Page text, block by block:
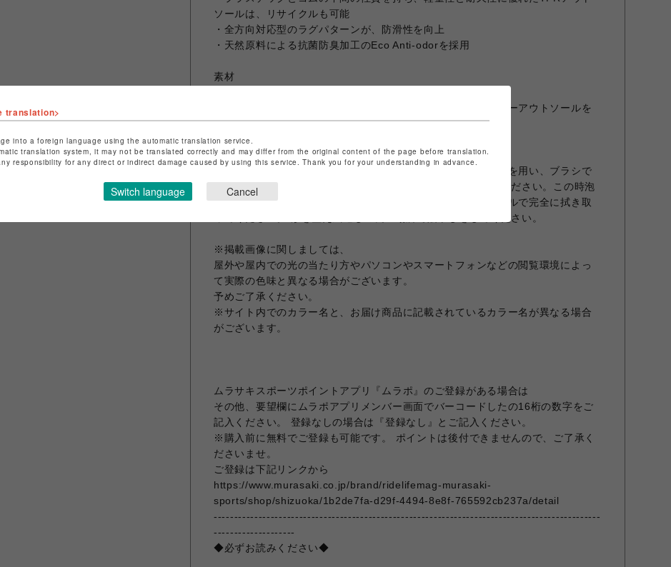
ソールは、リサイクルも可能
・全方向対応型のラグパターンが、防滑性を向上
・天然原料による抗菌防臭加工のEco Anti-odorを採用
素材
・地面に汚れやラバー跡を残さないノンマーキング加工のラバーアウトソールを
採用
お手入れ方法
・アッパー表面の汚れを拭いて落とし、靴用に作られた洗浄剤を用い、ブラシで
洗浄してください。 絞ったタオルで泡をしっかり拭き取ってください。この時泡
が残っているとシミ、変色の可能性がありますので乾いたタオルで完全に拭き取
ってください。 形を整え風通しの良い場所で陰干しをしてください。
※掲載画像に関しましては、
屋外や屋内での光の当たり方やパソコンやスマートフォンなどの閲覧環境によっ
て実際の色味と異なる場合がございます。
予めご了承ください。
※サイト内でのカラー名と、お届け商品に記載されているカラー名が異なる場合
がございます。
ムラサキスポーツポイントアプリ『ムラポ』のご登録がある場合は
その他、要望欄にムラポアプリメンバー画面でバーコードしたの16桁の数字をご
記入ください。 登録なしの場合は『登録なし』とご記入ください。
※購入前に無料でご登録も可能です。 ポイントは後付できませんので、ご了承く
ださいませ。
ご登録は下記リンクから
https://www.murasaki.co.jp/brand/ridelifemag-murasaki-
sports/shop/shizuoka/1b2de7fa-d29f-4494-8e8f-765592cb237a/detail
-----------------------------------------------------------------------------------------------
--------------------
◆必ずお読みください◆
translation>
into a foreign language using the automatic translation service.
translation system, it may not be translated correctly and may differ from the original content of the page before translation.
responsibility for any direct or indirect damage caused by using this service. Thank you for your understanding in advance.
Switch language Cancel